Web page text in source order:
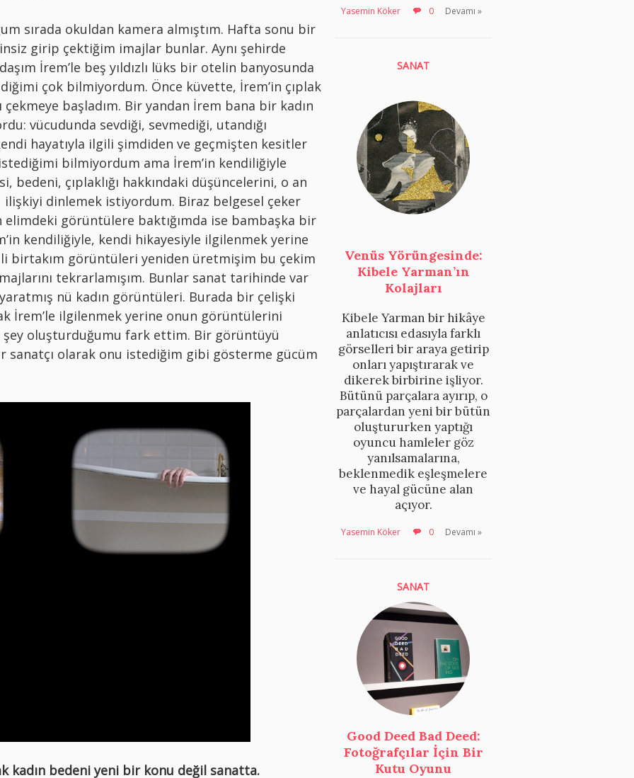
sırada okuldan kamera almıştım. Hafta sonu bir
girip çektiğim imajlar bunlar. Aynı şehirde
İrem’le beş yıldızlı lüks bir otelin banyosunda
çok bilmiyordum. Önce küvette, İrem’in çıplak
başladım. Bir yandan İrem bana bir kadın
vücudunda sevdiği, sevmediği, utandığı
hayatıyla ilgili şimdiden ve geçmişten kesitler
bilmiyordum ama İrem’in kendiliğiyle
bedeni, çıplaklığı hakkındaki düşüncelerini, o an
dinlemek istiyordum. Biraz belgesel çeker
elimdeki görüntülere baktığımda ise bambaşka bir
kendiliğiyle, kendi hikayesiyle ilgilenmek yerine
birtakım görüntüleri yeniden üretmişim bu çekim
tekrarlamışım. Bunlar sanat tarihinde var
nü kadın görüntüleri. Burada bir çelişki
İrem’le ilgilenmek yerine onun görüntülerini
oluşturduğumu fark ettim. Bir görüntüyü
sanatçı olarak onu istediğim gibi gösterme gücüm
kadın bedeni yeni bir konu değil sanatta.
Yasemin Köker 0 Devamı »
SANAT
Venüs Yörüngesinde:
Kibele Yarman’ın
Kolajları
Kibele Yarman bir hikâye
anlatıcısı edasıyla farklı
görselleri bir araya getirip
onları yapıştırarak ve
dikerek birbirine işliyor.
Bütünü parçalara ayırıp, o
parçalardan yeni bir bütün
oluştururken yaptığı
oyuncu hamleler göz
yanılsamalarına,
beklenmedik eşleşmelere
ve hayal gücüne alan
açıyor.
Yasemin Köker 0 Devamı »
SANAT
Good Deed Bad Deed:
Fotoğrafçılar İçin Bir
Kutu Oyunu